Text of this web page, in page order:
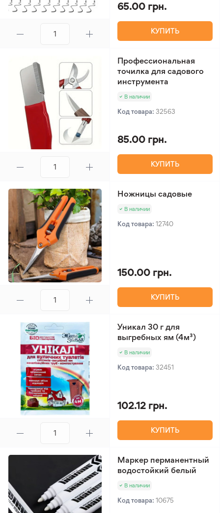
65.00 грн.
КУПИТЬ
Профессиональная
точилка для садового
инструмента
В наличии
Код товара: 32563
85.00 грн.
КУПИТЬ
Ножницы садовые
В наличии
Код товара: 12740
150.00 грн.
КУПИТЬ
Уникал 30 г для
выгребных ям (4м³)
В наличии
Код товара: 32451
102.12 грн.
КУПИТЬ
Маркер перманентный
водостойкий белый
В наличии
Код товара: 10675